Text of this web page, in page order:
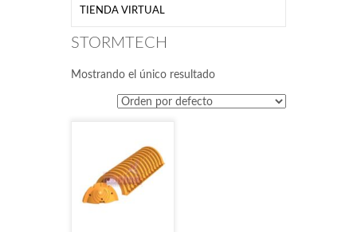
TIENDA VIRTUAL
STORMTECH
Mostrando el único resultado